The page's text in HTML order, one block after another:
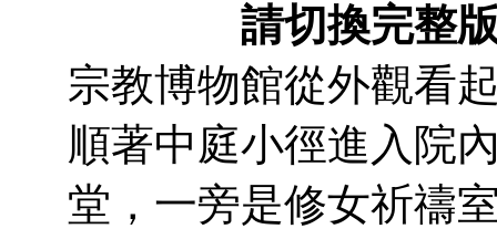
請切換完整
宗教博物館從外觀看
順著中庭小徑進入院
堂，一旁是修女祈禱